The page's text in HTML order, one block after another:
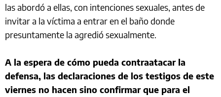
las abordó a ellas, con intenciones sexuales, antes de
invitar a la víctima a entrar en el baño donde
presuntamente la agredió sexualmente.
A la espera de cómo pueda contraatacar la
defensa, las declaraciones de los testigos de este
viernes no hacen sino confirmar que para el